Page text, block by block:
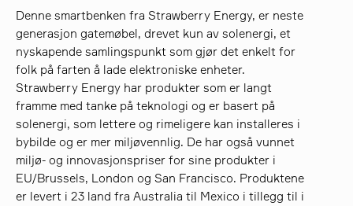
søk
Denne smartbenken fra Strawberry Energy, er neste
generasjon gatemøbel, drevet kun av solenergi, et
nyskapende samlingspunkt som gjør det enkelt for
folk på farten å lade elektroniske enheter.
Strawberry Energy har produkter som er langt
framme med tanke på teknologi og er basert på
solenergi, som lettere og rimeligere kan installeres i
bybilde og er mer miljøvennlig. De har også vunnet
miljø- og innovasjonspriser for sine produkter i
EU/Brussels, London og San Francisco. Produktene
er levert i 23 land fra Australia til Mexico i tillegg til i